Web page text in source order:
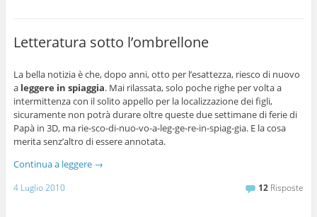
Letteratura sotto l’ombrellone
La bella notizia è che, dopo anni, otto per l’esattezza, riesco di nuovo
a leggere in spiaggia. Mai rilassata, solo poche righe per volta a
intermittenza con il solito appello per la localizzazione dei figli,
sicuramente non potrà durare oltre queste due settimane di ferie di
Papà in 3D, ma rie-sco-di-nuo-vo-a-leg-ge-re-in-spiag-gia. E la cosa
merita senz’altro di essere annotata.
Continua a leggere →
4 Luglio 2010 12 Risposte